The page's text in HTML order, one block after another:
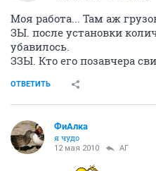
Моя работа... Там аж
ЗЫ. после установки
убавилось.
ЗЗЫ. Кто его позавчера
ОТВЕТИТЬ
ФиАлка
я чудо
12 мая 2010 АГ